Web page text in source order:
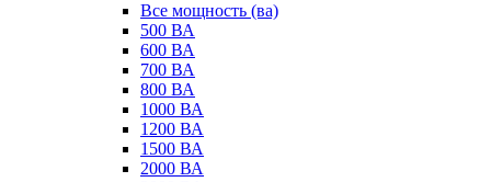
Все мощность (ва)
500 ВА
600 ВА
700 ВА
800 ВА
1000 ВА
1200 ВА
1500 ВА
2000 ВА